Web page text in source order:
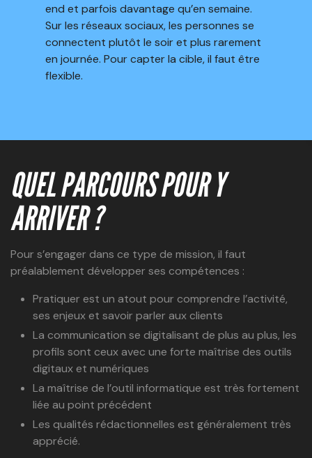
end et parfois davantage qu’en semaine.
Sur les réseaux sociaux, les personnes se
connectent plutôt le soir et plus rarement
en journée. Pour capter la cible, il faut être
flexible.
QUEL PARCOURS POUR Y
ARRIVER ?
Pour s’engager dans ce type de mission, il faut
préalablement développer ses compétences :
Pratiquer est un atout pour comprendre l’activité,
ses enjeux et savoir parler aux clients
La communication se digitalisant de plus au plus, les
profils sont ceux avec une forte maîtrise des outils
digitaux et numériques
La maîtrise de l’outil informatique est très fortement
liée au point précédent
Les qualités rédactionnelles est généralement très
apprécié.